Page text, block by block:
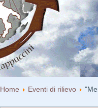
Home Eventi di rilievo